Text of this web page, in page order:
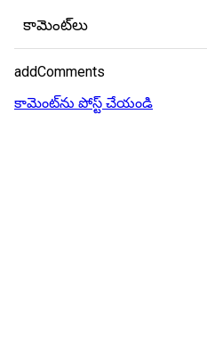
కామెంట్‌లు
addComments
కామెంట్‌ను పోస్ట్ చేయండి